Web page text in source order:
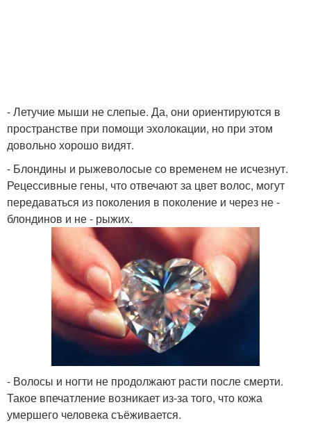
- Летучие мыши не слепые. Да, они ориентируются в
пространстве при помощи эхолокации, но при этом
довольно хорошо видят.
- Блондины и рыжеволосые со временем не исчезнут.
Рецессивные гены, что отвечают за цвет волос, могут
передаваться из поколения в поколение и через не -
блондинов и не - рыжих.
- Волосы и ногти не продолжают расти после смерти.
Такое впечатление возникает из-за того, что кожа
умершего человека съёживается.